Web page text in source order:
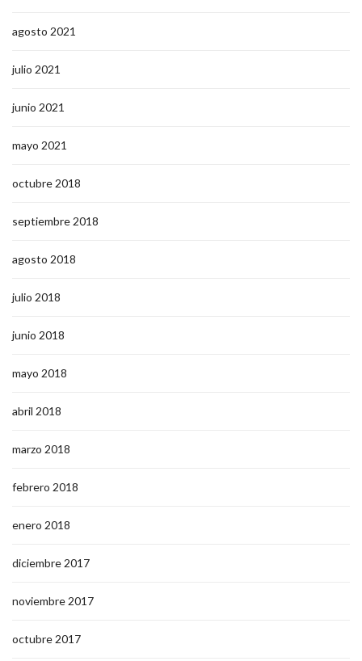
agosto 2021
julio 2021
junio 2021
mayo 2021
octubre 2018
septiembre 2018
agosto 2018
julio 2018
junio 2018
mayo 2018
abril 2018
marzo 2018
febrero 2018
enero 2018
diciembre 2017
noviembre 2017
octubre 2017